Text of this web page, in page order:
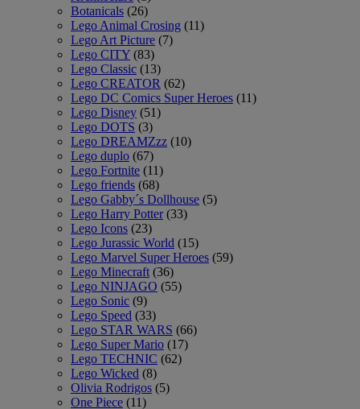
Botanicals (26)
Lego Animal Crosing (11)
Lego Art Picture (7)
Lego CITY (83)
Lego Classic (13)
Lego CREATOR (62)
Lego DC Comics Super Heroes (11)
Lego Disney (51)
Lego DOTS (3)
Lego DREAMZzz (10)
Lego duplo (67)
Lego Fortnite (11)
Lego friends (68)
Lego Gabby´s Dollhouse (5)
Lego Harry Potter (33)
Lego Icons (23)
Lego Jurassic World (15)
Lego Marvel Super Heroes (59)
Lego Minecraft (36)
Lego NINJAGO (55)
Lego Sonic (9)
Lego Speed (33)
Lego STAR WARS (66)
Lego Super Mario (17)
Lego TECHNIC (62)
Lego Wicked (8)
Olivia Rodrigos (5)
One Piece (11)